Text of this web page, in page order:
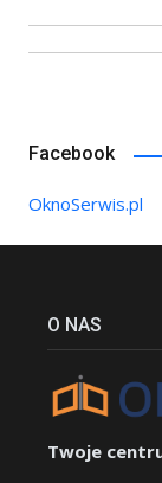
Facebook
OknoSerwis.pl
O NAS
Twoje